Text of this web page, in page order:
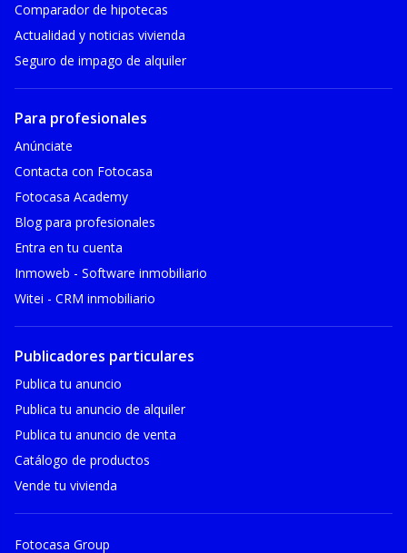
Comparador de hipotecas
Actualidad y noticias vivienda
Seguro de impago de alquiler
Para profesionales
Anúnciate
Contacta con Fotocasa
Fotocasa Academy
Blog para profesionales
Entra en tu cuenta
Inmoweb - Software inmobiliario
Witei - CRM inmobiliario
Publicadores particulares
Publica tu anuncio
Publica tu anuncio de alquiler
Publica tu anuncio de venta
Catálogo de productos
Vende tu vivienda
Fotocasa Group